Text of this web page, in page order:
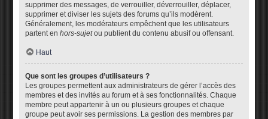
supprimer des messages, de verrouiller, déverrouiller, déplacer,
supprimer et diviser les sujets des forums qu’ils modèrent.
Généralement, les modérateurs empêchent que les utilisateurs
partent enhors-sujetou publient du contenu abusif ou offensant.
Haut
Que sont les groupes d’utilisateurs ?
Les groupes permettent aux administrateurs de gérer l’accès des
membres et des invités au forum et à ses fonctionnalités. Chaque
membre peut appartenir à un ou plusieurs groupes et chaque
groupe peut avoir ses permissions. La gestion des membres par